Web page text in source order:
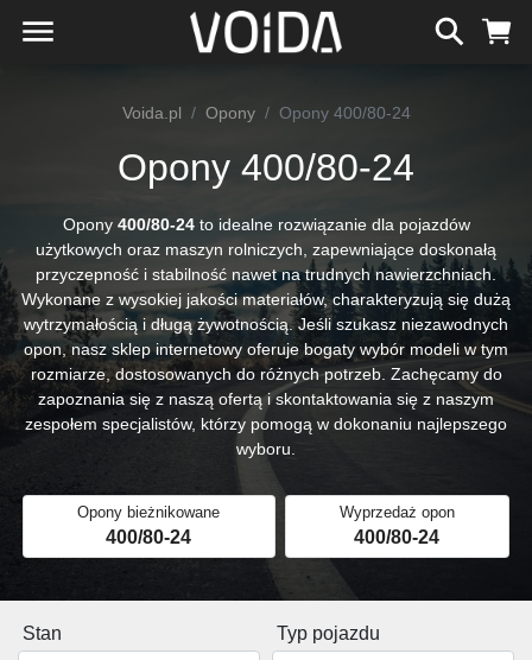
Voida.pl Opony Opony 400/80-24
Opony 400/80-24
Opony 400/80-24to idealne rozwiązanie dla pojazdów
użytkowych oraz maszyn rolniczych, zapewniające doskonałą
przyczepność i stabilność nawet na trudnych nawierzchniach.
Wykonane z wysokiej jakości materiałów, charakteryzują się dużą
wytrzymałością i długą żywotnością. Jeśli szukasz niezawodnych
opon, nasz sklep internetowy oferuje bogaty wybór modeli w tym
rozmiarze, dostosowanych do różnych potrzeb. Zachęcamy do
zapoznania się z naszą ofertą i skontaktowania się z naszym
zespołem specjalistów, którzy pomogą w dokonaniu najlepszego
wyboru.
Opony bieżnikowane
400/80-24
Wyprzedaż opon
400/80-24
Stan
Typ pojazdu